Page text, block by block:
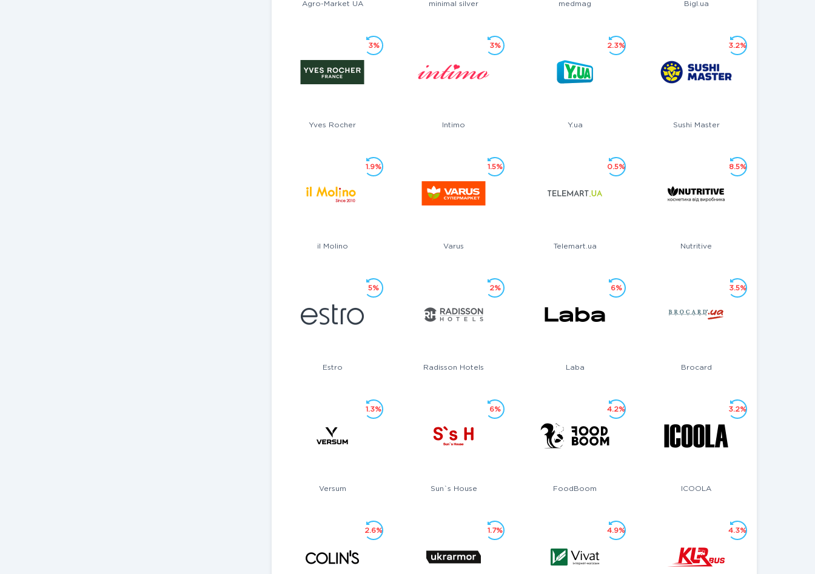
Agro-Market UA minimal silver medmag Bigl.ua
Yves Rocher
3%
Intimo
3%
Y.ua
2.3%
Sushi Master
3.2%
il Molino
1.9%
Varus
1.5%
Telemart.ua
0.5%
Nutritive
8.5%
Estro
5%
Radisson Hotels
2%
Laba
6%
Brocard
3.5%
Versum
1.3%
Sun`s House
6%
FoodBoom
4.2%
ICOOLA
3.2%
2.6% 1.7% 4.9% 4.3%